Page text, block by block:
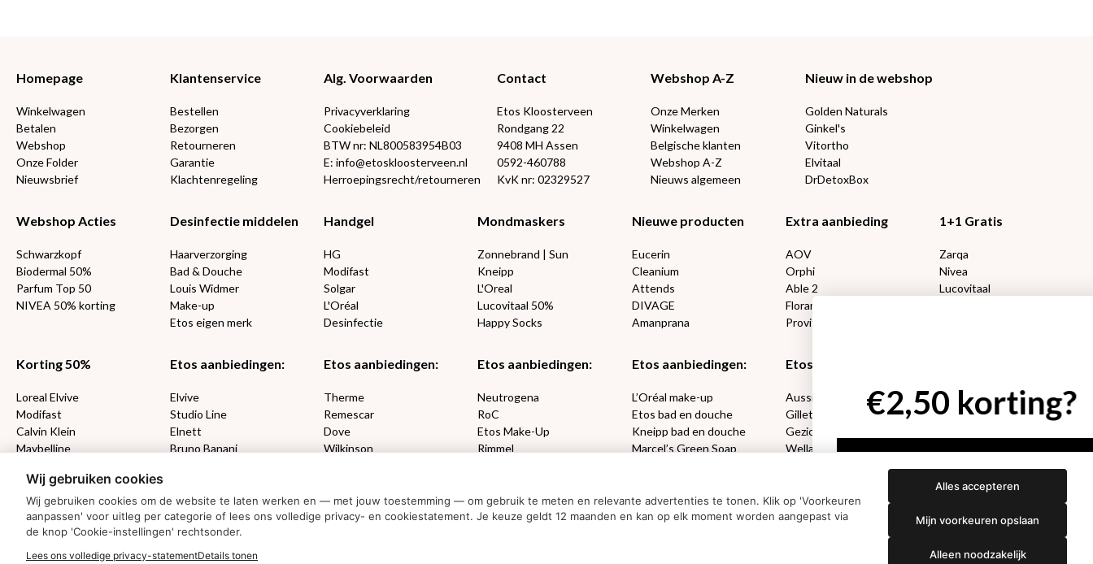
Homepage
Winkelwagen
Betalen
Webshop
Onze Folder
Nieuwsbrief
Klantenservice
Bestellen
Bezorgen
Retourneren
Garantie
Klachtenregeling
Alg. Voorwaarden
Privacyverklaring
Cookiebeleid
BTW nr: NL800583954B03
E: info@etoskloosterveen.nl
Herroepingsrecht/retourneren
Contact
Etos Kloosterveen
Rondgang 22
9408 MH Assen
0592-460788
KvK nr: 02329527
Webshop A-Z
Onze Merken
Winkelwagen
Belgische klanten
Webshop A-Z
Nieuws algemeen
Nieuw in de webshop
Golden Naturals
Ginkel's
Vitortho
Elvitaal
DrDetoxBox
Webshop Acties
Schwarzkopf
Biodermal 50%
Parfum Top 50
NIVEA 50% korting
Desinfectie middelen
Haarverzorging
Bad & Douche
Louis Widmer
Make-up
Etos eigen merk
Handgel
HG
Modifast
Solgar
L'Oréal
Desinfectie
Mondmaskers
Zonnebrand | Sun
Kneipp
L'Oreal
Lucovitaal 50%
Happy Socks
Nieuwe producten
Eucerin
Cleanium
Attends
DIVAGE
Amanprana
Extra aanbieding
AOV
Orphi
Able 2
Florame
Proviform
1+1 Gratis
Zarqa
Nivea
Lucovitaal
Korting 50%
Loreal Elvive
Modifast
Calvin Klein
Maybelline
Etos aanbiedingen:
Elvive
Studio Line
Elnett
Bruno Banani
Etos aanbiedingen:
Therme
Remescar
Dove
Wilkinson
Etos aanbiedingen:
Neutrogena
RoC
Etos Make-Up
Rimmel
Etos aanbiedingen:
L’Oréal make-up
Etos bad en douche
Kneipp bad en douche
Marcel’s Green Soap
Etos aanbiedingen:
Aussie
Gillette
Gezichtsverzorging
Wella
Always
Libresse
MONDKAPJES
NIVEA SUN
VISION SUN
Wij gebruiken cookies
Wij gebruiken cookies om de website te laten werken en — met jouw toestemming — om gebruik te meten en relevante advertenties te tonen. Klik op 'Voorkeuren
aanpassen' voor uitleg per categorie of lees ons volledige privacy- en cookiestatement. Je keuze geldt 12 maanden en kan op elk moment worden aangepast via
de knop 'Cookie-instellingen' rechtsonder.
Lees ons volledige privacy-statementDetails tonen
Alles accepteren
Mijn voorkeuren opslaan
Alleen noodzakelijk
€2,50 korting?
Nee dankjewel